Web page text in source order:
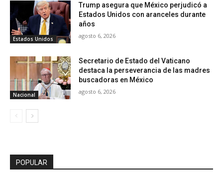
Estados Unidos
Trump asegura que México perjudicó a
Estados Unidos con aranceles durante
años
agosto 6, 2026
Nacional
Secretario de Estado del Vaticano
destaca la perseverancia de las madres
buscadoras en México
agosto 6, 2026
POPULAR